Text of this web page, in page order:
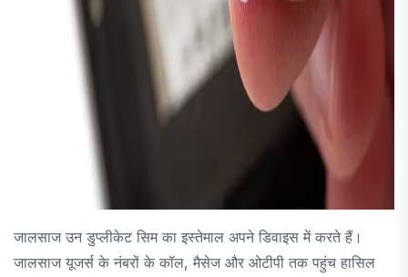
जालसाज उन डुप्लीकेट सिम का इस्तेमाल अपने डिवाइस में करते हैं।
जालसाज यूजर्स के नंबरों के कॉल, मैसेज और ओटीपी तक पहुंच हासिल